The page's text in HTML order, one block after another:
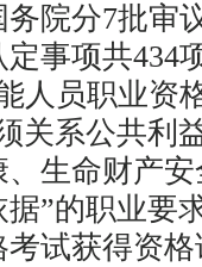
院分7批审
事项共434
人员职业资
关系公共利
生命财产
”的职业要
试获得资